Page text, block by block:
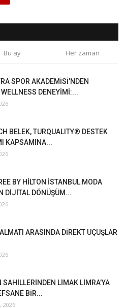
Bu ay Her zaman
SPOR AKADEMİSİ’NDEN
DENEYİMİ:...
BELEK, TURQUALITY® DESTEK
KAPSAMINA...
BY HİLTON İSTANBUL MODA
DİJİTAL DÖNÜŞÜM...
ARASINDA DİREKT UÇUŞLAR
SAHİLLERİNDEN LİMAK LİMRA’YA
BİR...
2026